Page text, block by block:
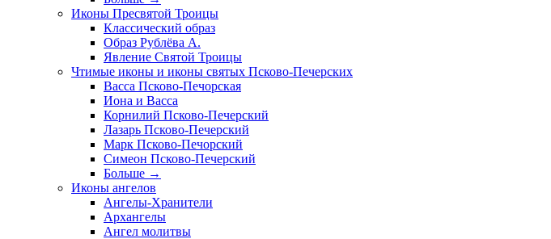
Иконы Пресвятой Троицы
Классический образ
Образ Рублёва А.
Явление Святой Троицы
Чтимые иконы и иконы святых Псково-Печерских
Васса Псково-Печорская
Иона и Васса
Корнилий Псково-Печерский
Лазарь Псково-Печерский
Марк Псково-Печорский
Симеон Псково-Печерский
Больше →
Иконы ангелов
Ангелы-Хранители
Архангелы
Ангел молитвы